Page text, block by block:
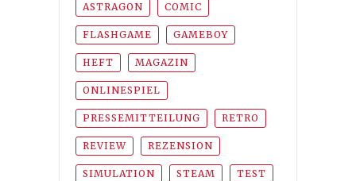
ASTRAGON COMIC
FLASHGAME GAMEBOY
HEFT MAGAZIN
ONLINESPIEL
PRESSEMITTEILUNG RETRO
REVIEW REZENSION
SIMULATION STEAM TEST